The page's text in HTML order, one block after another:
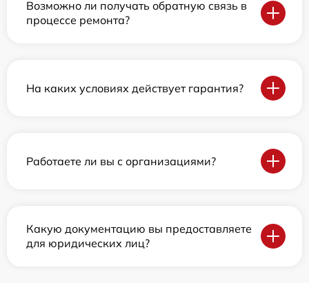
Возможно ли получать обратную связь в
процессе ремонта?
На каких условиях действует гарантия?
Работаете ли вы с организациями?
Какую документацию вы предоставляете
для юридических лиц?